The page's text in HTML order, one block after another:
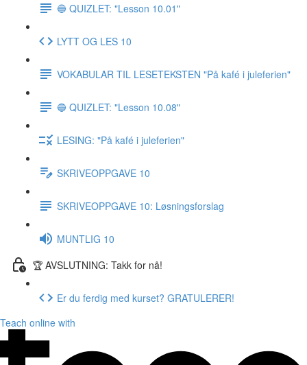
🔵 QUIZLET: "Lesson 10.01"
LYTT OG LES 10
VOKABULAR TIL LESETEKSTEN "På kafé i juleferien"
🔵 QUIZLET: "Lesson 10.08"
LESING: "På kafé i juleferien"
SKRIVEOPPGAVE 10
SKRIVEOPPGAVE 10: Løsningsforslag
MUNTLIG 10
🏆 AVSLUTNING: Takk for nå!
Er du ferdig med kurset? GRATULERER!
Teach online with